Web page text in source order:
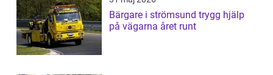
Bärgare i strömsund trygg hjälp
på vägarna året runt